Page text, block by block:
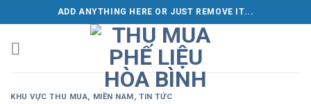
to
content
ADD ANYTHING HERE OR JUST REMOVE IT...
KHU VỰC THU MUA, MIỀN NAM,TIN TỨC